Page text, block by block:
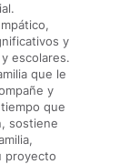
y
escolares.
que le
y
que
sostiene
proyecto